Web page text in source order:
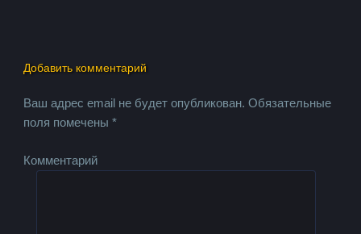
Добавить комментарий
Ваш адрес email не будет опубликован. Обязательные
поля помечены*
Комментарий